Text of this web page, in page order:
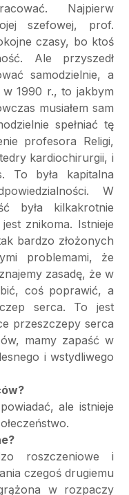
Najpierw
szefowej, prof.
czasy, bo ktoś
Ale przyszedł
samodzielnie, a
w 1990 r., to jakbym
musiałem sam
spełniać tę
profesora Religi,
kardiochirurgii, i
To była kapitalna
W
była kilkakrotnie
znikoma. Istnieje
bardzo złożonych
problemami, że
zasadę, że w
coś poprawić, a
serca. To jest
przeszczepy serca
mamy zapaść w
i wstydliwego
ale istnieje
roszczeniowe i
czegoś drugiemu
w rozpaczy